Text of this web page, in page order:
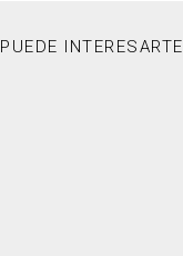
PUEDE INTERESARTE